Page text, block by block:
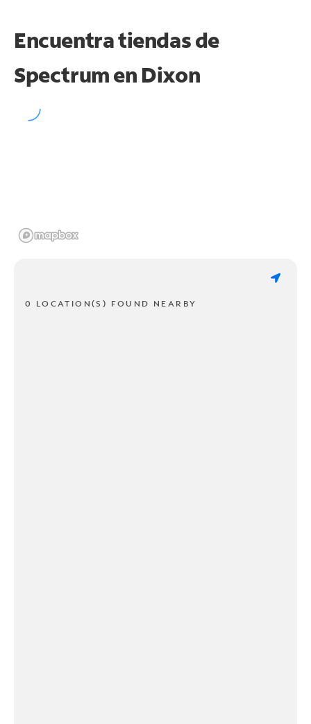
Encuentra tiendas de
Spectrum en Dixon
0 LOCATION(S) FOUND NEARBY